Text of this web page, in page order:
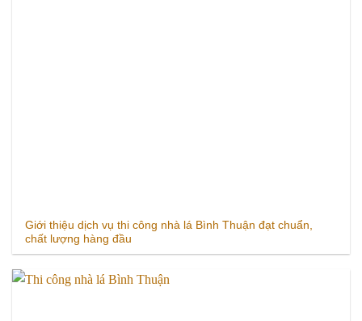
Giới thiệu dịch vụ thi công nhà lá Bình Thuận đạt chuẩn,
chất lượng hàng đầu